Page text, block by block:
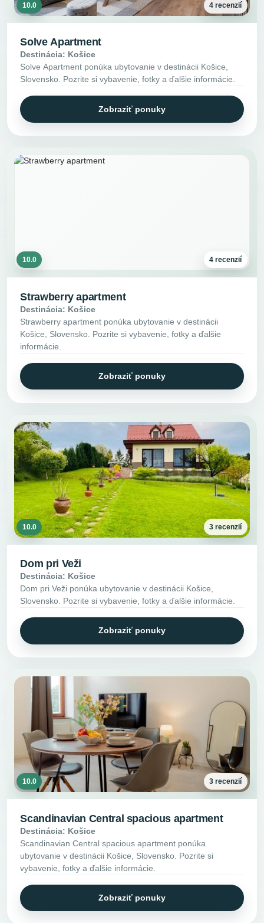
10.0 4 recenzií
Solve Apartment
Destinácia: Košice
Solve Apartment ponúka ubytovanie v destinácii Košice,
Slovensko. Pozrite si vybavenie, fotky a ďalšie informácie.
Zobraziť ponuky
10.0 4 recenzií
Strawberry apartment
Destinácia: Košice
Strawberry apartment ponúka ubytovanie v destinácii
Košice, Slovensko. Pozrite si vybavenie, fotky a ďalšie
informácie.
Zobraziť ponuky
10.0 3 recenzií
Dom pri Veži
Destinácia: Košice
Dom pri Veži ponúka ubytovanie v destinácii Košice,
Slovensko. Pozrite si vybavenie, fotky a ďalšie informácie.
Zobraziť ponuky
10.0 3 recenzií
Scandinavian Central spacious apartment
Destinácia: Košice
Scandinavian Central spacious apartment ponúka
ubytovanie v destinácii Košice, Slovensko. Pozrite si
vybavenie, fotky a ďalšie informácie.
Zobraziť ponuky